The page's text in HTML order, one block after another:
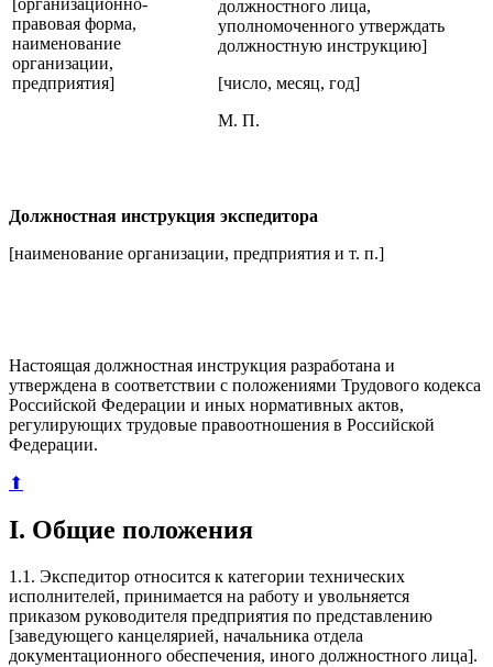
[организационно-
правовая форма,
наименование
организации,
предприятия]
должностного лица,
уполномоченного утверждать
должностную инструкцию]
[число, месяц, год]
М. П.
Должностная инструкция экспедитора
[наименование организации, предприятия и т. п.]
Настоящая должностная инструкция разработана и
утверждена в соответствии с положениями Трудового кодекса
Российской Федерации и иных нормативных актов,
регулирующих трудовые правоотношения в Российской
Федерации.
⬆
I. Общие положения
1.1. Экспедитор относится к категории технических
исполнителей, принимается на работу и увольняется
приказом руководителя предприятия по представлению
[заведующего канцелярией, начальника отдела
документационного обеспечения, иного должностного лица].